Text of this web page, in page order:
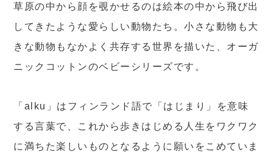
草原の中から顔を覗かせるのは絵本の中から飛び出
してきたような愛らしい動物たち。小さな動物も大
きな動物もなかよく共存する世界を描いた、オーガ
ニックコットンのベビーシリーズです。
「alku」はフィンランド語で「はじまり」を意味
する言葉で、これから歩きはじめる人生をワクワク
に満ちた楽しいものとなるように願いをこめていま